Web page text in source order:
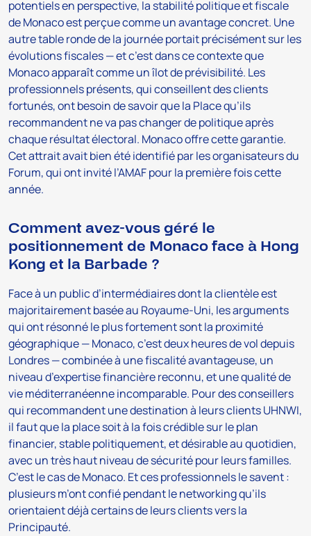
potentiels en perspective, la stabilité politique et fiscale
de Monaco est perçue comme un avantage concret. Une
autre table ronde de la journée portait précisément sur les
évolutions fiscales — et c’est dans ce contexte que
Monaco apparaît comme un îlot de prévisibilité. Les
professionnels présents, qui conseillent des clients
fortunés, ont besoin de savoir que la Place qu’ils
recommandent ne va pas changer de politique après
chaque résultat électoral. Monaco offre cette garantie.
Cet attrait avait bien été identifié par les organisateurs du
Forum, qui ont invité l’AMAF pour la première fois cette
année.
Comment avez-vous géré le
positionnement de Monaco face à Hong
Kong et la Barbade ?
Face à un public d’intermédiaires dont la clientèle est
majoritairement basée au Royaume-Uni, les arguments
qui ont résonné le plus fortement sont la proximité
géographique — Monaco, c’est deux heures de vol depuis
Londres — combinée à une fiscalité avantageuse, un
niveau d’expertise financière reconnu, et une qualité de
vie méditerranéenne incomparable. Pour des conseillers
qui recommandent une destination à leurs clients UHNWI,
il faut que la place soit à la fois crédible sur le plan
financier, stable politiquement, et désirable au quotidien,
avec un très haut niveau de sécurité pour leurs familles.
C’est le cas de Monaco. Et ces professionnels le savent :
plusieurs m’ont confié pendant le networking qu’ils
orientaient déjà certains de leurs clients vers la
Principauté.